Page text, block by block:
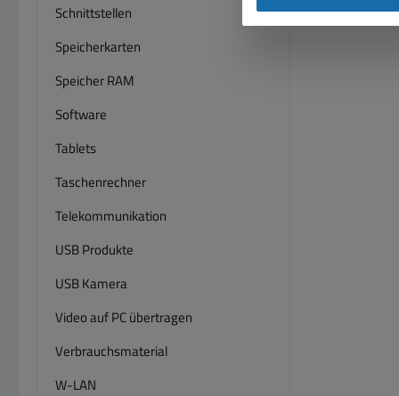
Schnittstellen
Speicherkarten
Speicher RAM
Software
Tablets
Taschenrechner
Telekommunikation
USB Produkte
USB Kamera
Video auf PC übertragen
Verbrauchsmaterial
W-LAN